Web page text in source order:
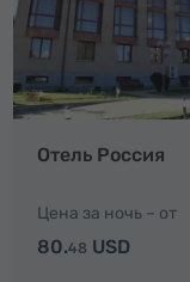
Отель Россия
Цена за ночь – от
80.48 USD